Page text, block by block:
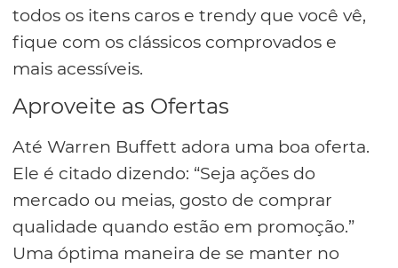
todos os itens caros e trendy que você vê,
fique com os clássicos comprovados e
mais acessíveis.
Aproveite as Ofertas
Até Warren Buffett adora uma boa oferta.
Ele é citado dizendo: “Seja ações do
mercado ou meias, gosto de comprar
qualidade quando estão em promoção.”
Uma óptima maneira de se manter no